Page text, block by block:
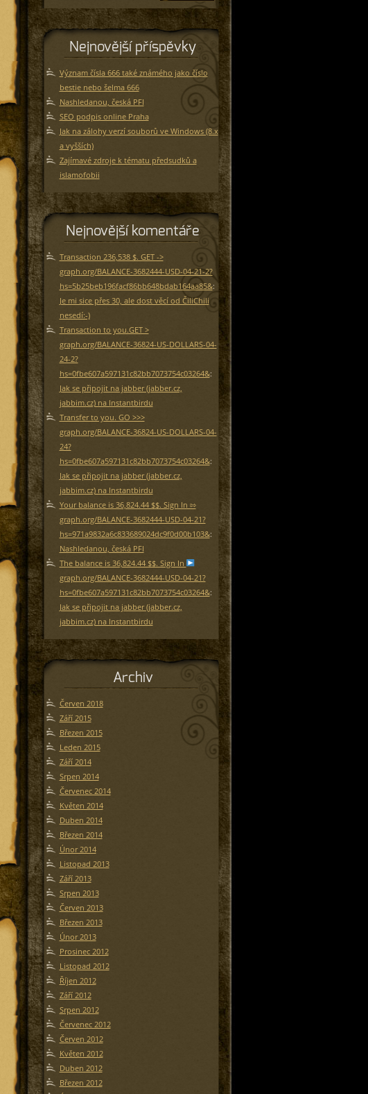
Nejnovější příspěvky
Význam čísla 666 také známého jako číslo
bestie nebo šelma 666
Nashledanou, česká PFI
SEO podpis online Praha
Jak na zálohy verzí souborů ve Windows (8.x
a vyšších)
Zajímavé zdroje k tématu předsudků a
islamofobii
Nejnovější komentáře
Transaction 236,538 $. GET ->
graph.org/BALANCE-3682444-USD-04-21-2?
hs=5b25beb196facf86bb648bdab164aa85&:
Je mi sice přes 30, ale dost věcí od ČiliChili
nesedí:-)
Transaction to you.GET >
graph.org/BALANCE-36824-US-DOLLARS-04-
24-2?
hs=0fbe607a597131c82bb7073754c03264&:
Jak se připojit na jabber (jabber.cz,
jabbim.cz) na Instantbirdu
Transfer to you. GO >>>
graph.org/BALANCE-36824-US-DOLLARS-04-
24?
hs=0fbe607a597131c82bb7073754c03264&:
Jak se připojit na jabber (jabber.cz,
jabbim.cz) na Instantbirdu
Your balance is 36,824.44 $$. Sign In ⇰
graph.org/BALANCE-3682444-USD-04-21?
hs=971a9832a6c833689024dc9f0d00b103&:
Nashledanou, česká PFI
The balance is 36,824.44 $$. Sign In
graph.org/BALANCE-3682444-USD-04-21?
hs=0fbe607a597131c82bb7073754c03264&:
Jak se připojit na jabber (jabber.cz,
jabbim.cz) na Instantbirdu
Archiv
Červen 2018
Září 2015
Březen 2015
Leden 2015
Září 2014
Srpen 2014
Červenec 2014
Květen 2014
Duben 2014
Březen 2014
Únor 2014
Listopad 2013
Září 2013
Srpen 2013
Červen 2013
Březen 2013
Únor 2013
Prosinec 2012
Listopad 2012
Říjen 2012
Září 2012
Srpen 2012
Červenec 2012
Červen 2012
Květen 2012
Duben 2012
Březen 2012